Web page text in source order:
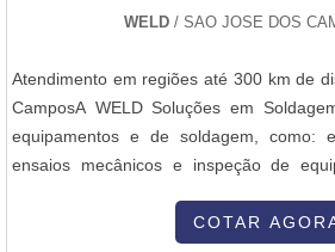
muitas empresas que não focam na
comprometida com seus serviços quando
segmento de metalização por
duro, usinagem, caldeiraria e soldas
tecnologia e desenvolvimento no que
Master Serviços e Usinagem existe
o assunto for metalização por
WELD / SAO JOSE DOS
Atendimento em regiões até 300 km de
CamposA WELD Soluções em
equipamentos e de soldagem, como:
ensaios mecânicos e inspeção de
ABENDI, ASNT e AWS, além de
COTAR